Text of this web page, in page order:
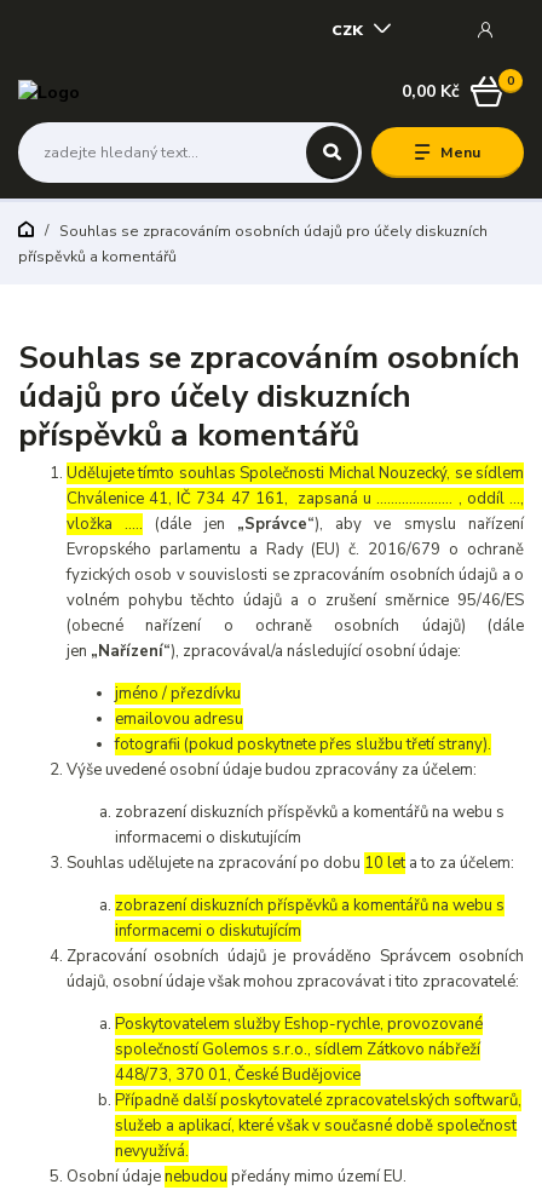
Menu
CZK
0
0,00 Kč
Souhlas se zpracováním osobních údajů pro účely diskuzních
příspěvků a komentářů
Souhlas se zpracováním osobních
údajů pro účely diskuzních
příspěvků a komentářů
Udělujete tímto souhlas Společnosti Michal Nouzecký, se sídlem
Chválenice 41, IČ 734 47 161, zapsaná u ………………… , oddíl …,
vložka ….. (dále jen „Správce“), aby ve smyslu nařízení
Evropského parlamentu a Rady (EU) č. 2016/679 o ochraně
fyzických osob v souvislosti se zpracováním osobních údajů a o
volném pohybu těchto údajů a o zrušení směrnice 95/46/ES
(obecné nařízení o ochraně osobních údajů) (dále
jen „Nařízení“), zpracovával/a následující osobní údaje:
jméno / přezdívku
emailovou adresu
fotografii (pokud poskytnete přes službu třetí strany).
Výše uvedené osobní údaje budou zpracovány za účelem:
zobrazení diskuzních příspěvků a komentářů na webu s
informacemi o diskutujícím
Souhlas udělujete na zpracování po dobu 10 leta to za účelem:
zobrazení diskuzních příspěvků a komentářů na webu s
informacemi o diskutujícím
Zpracování osobních údajů je prováděno Správcem osobních
údajů, osobní údaje však mohou zpracovávat i tito zpracovatelé:
Poskytovatelem služby Eshop-rychle, provozované
společností Golemos s.r.o., sídlem Zátkovo nábřeží
448/73, 370 01, České Budějovice
Případně další poskytovatelé zpracovatelských softwarů,
služeb a aplikací, které však v současné době společnost
nevyužívá.
Osobní údajenebudou předány mimo území EU.